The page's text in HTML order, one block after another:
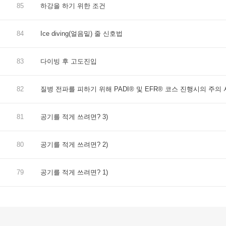
85 하강을 하기 위한 조건
84 Ice diving(얼음밑) 줄 신호법
83 다이빙 후 고도진입
82 질병 전파를 피하기 위해 PADI® 및 EFR® 코스 진행시의 주의
81 공기를 적게 쓰려면? 3)
80 공기를 적게 쓰려면? 2)
79 공기를 적게 쓰려면? 1)